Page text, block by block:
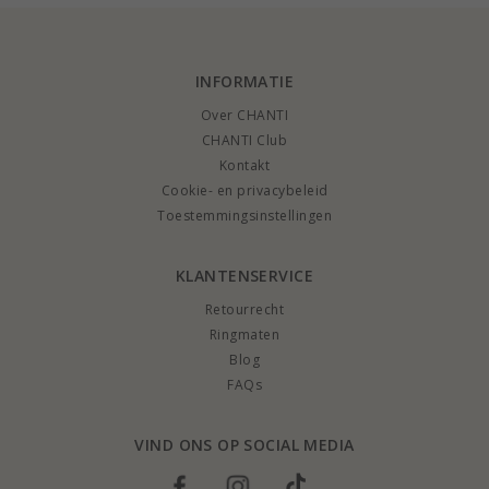
INFORMATIE
Over CHANTI
CHANTI Club
Kontakt
Cookie- en privacybeleid
Toestemmingsinstellingen
KLANTENSERVICE
Retourrecht
Ringmaten
Blog
FAQs
VIND ONS OP SOCIAL MEDIA